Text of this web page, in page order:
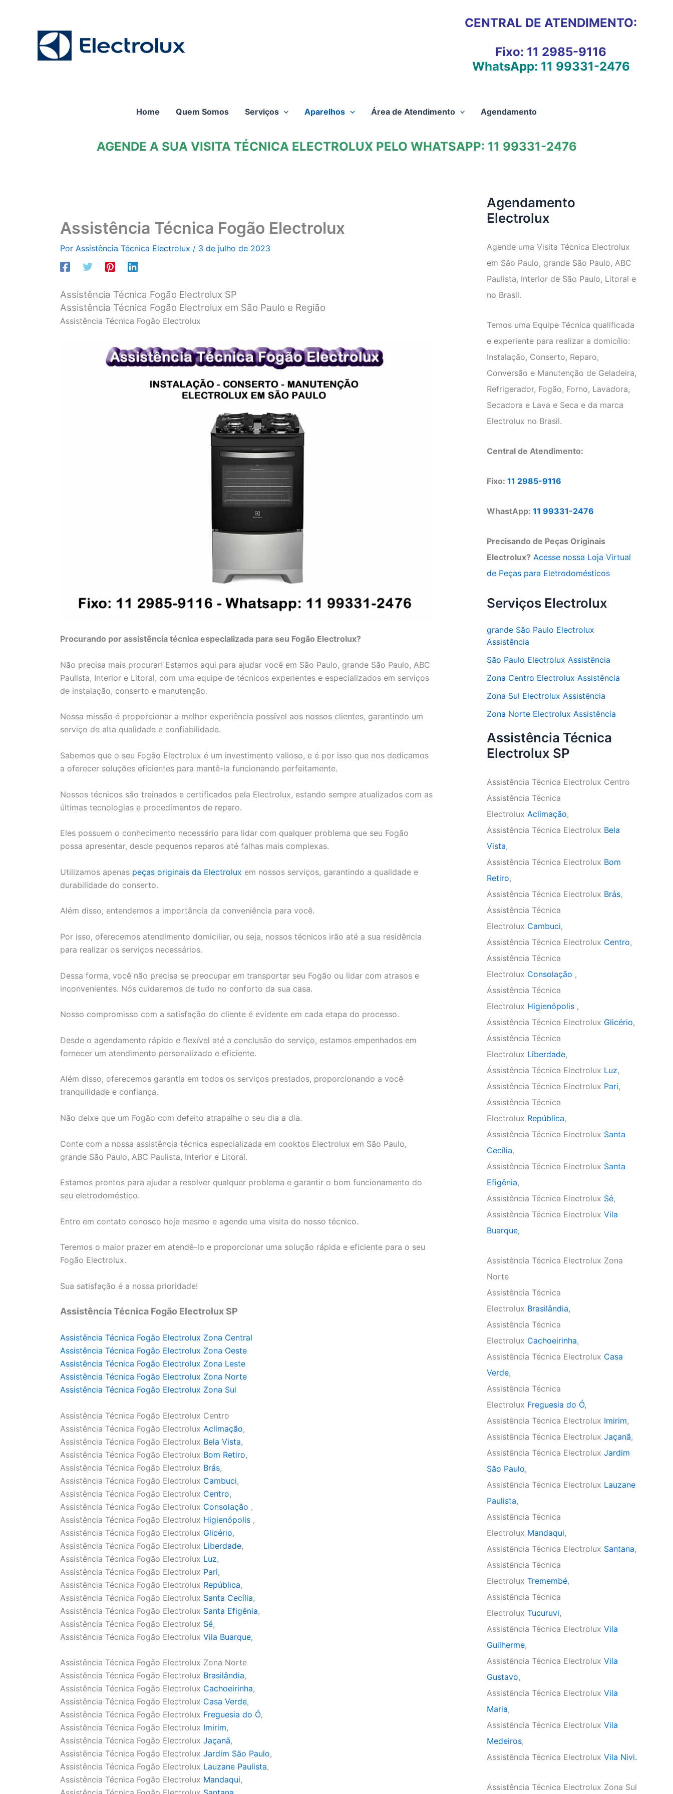
CENTRAL DE ATENDIMENTO:
Fixo: 11 2985-9116
WhatsApp: 11 99331-2476
Home Quem Somos Serviços Aparelhos Área de Atendimento Agendamento
AGENDE A SUA VISITA TÉCNICA ELECTROLUX PELO WHATSAPP: 11 99331-2476
Assistência Técnica Fogão Electrolux
Por Assistência Técnica Electrolux / 3 de julho de 2023
Assistência Técnica Fogão Electrolux SP
Assistência Técnica Fogão Electrolux em São Paulo e Região
Assistência Técnica Fogão Electrolux
Procurando por assistência técnica especializada para seu Fogão Electrolux?
Não precisa mais procurar! Estamos aqui para ajudar você em São Paulo, grande São Paulo, ABC
Paulista, Interior e Litoral, com uma equipe de técnicos experientes e especializados em serviços
de instalação, conserto e manutenção.
Nossa missão é proporcionar a melhor experiência possível aos nossos clientes, garantindo um
serviço de alta qualidade e confiabilidade.
Sabemos que o seu Fogão Electrolux é um investimento valioso, e é por isso que nos dedicamos
a oferecer soluções eficientes para mantê-la funcionando perfeitamente.
Nossos técnicos são treinados e certificados pela Electrolux, estando sempre atualizados com as
últimas tecnologias e procedimentos de reparo.
Eles possuem o conhecimento necessário para lidar com qualquer problema que seu Fogão
possa apresentar, desde pequenos reparos até falhas mais complexas.
Utilizamos apenas peças originais da Electrolux em nossos serviços, garantindo a qualidade e
durabilidade do conserto.
Além disso, entendemos a importância da conveniência para você.
Por isso, oferecemos atendimento domiciliar, ou seja, nossos técnicos irão até a sua residência
para realizar os serviços necessários.
Dessa forma, você não precisa se preocupar em transportar seu Fogão ou lidar com atrasos e
inconvenientes. Nós cuidaremos de tudo no conforto da sua casa.
Nosso compromisso com a satisfação do cliente é evidente em cada etapa do processo.
Desde o agendamento rápido e flexível até a conclusão do serviço, estamos empenhados em
fornecer um atendimento personalizado e eficiente.
Além disso, oferecemos garantia em todos os serviços prestados, proporcionando a você
tranquilidade e confiança.
Não deixe que um Fogão com defeito atrapalhe o seu dia a dia.
Conte com a nossa assistência técnica especializada em cooktos Electrolux em São Paulo,
grande São Paulo, ABC Paulista, Interior e Litoral.
Estamos prontos para ajudar a resolver qualquer problema e garantir o bom funcionamento do
seu eletrodoméstico.
Entre em contato conosco hoje mesmo e agende uma visita do nosso técnico.
Teremos o maior prazer em atendê-lo e proporcionar uma solução rápida e eficiente para o seu
Fogão Electrolux.
Sua satisfação é a nossa prioridade!
Assistência Técnica Fogão Electrolux SP
Assistência Técnica Fogão Electrolux Zona Central
Assistência Técnica Fogão Electrolux Zona Oeste
Assistência Técnica Fogão Electrolux Zona Leste
Assistência Técnica Fogão Electrolux Zona Norte
Assistência Técnica Fogão Electrolux Zona Sul
Assistência Técnica Fogão Electrolux Centro
Assistência Técnica Fogão Electrolux Aclimação,
Assistência Técnica Fogão Electrolux Bela Vista,
Assistência Técnica Fogão Electrolux Bom Retiro,
Assistência Técnica Fogão Electrolux Brás,
Assistência Técnica Fogão Electrolux Cambuci,
Assistência Técnica Fogão Electrolux Centro,
Assistência Técnica Fogão Electrolux Consolação ,
Assistência Técnica Fogão Electrolux Higienópolis ,
Assistência Técnica Fogão Electrolux Glicério,
Assistência Técnica Fogão Electrolux Liberdade,
Assistência Técnica Fogão Electrolux Luz,
Assistência Técnica Fogão Electrolux Pari,
Assistência Técnica Fogão Electrolux República,
Assistência Técnica Fogão Electrolux Santa Cecília,
Assistência Técnica Fogão Electrolux Santa Efigênia,
Assistência Técnica Fogão Electrolux Sé,
Assistência Técnica Fogão Electrolux Vila Buarque,
Assistência Técnica Fogão Electrolux Zona Norte
Assistência Técnica Fogão Electrolux Brasilândia,
Assistência Técnica Fogão Electrolux Cachoeirinha,
Assistência Técnica Fogão Electrolux Casa Verde,
Assistência Técnica Fogão Electrolux Freguesia do Ó,
Assistência Técnica Fogão Electrolux Imirim,
Assistência Técnica Fogão Electrolux Jaçanã,
Assistência Técnica Fogão Electrolux Jardim São Paulo,
Assistência Técnica Fogão Electrolux Lauzane Paulista,
Assistência Técnica Fogão Electrolux Mandaqui,
Agendamento
Electrolux
Agende uma Visita Técnica Electrolux
em São Paulo, grande São Paulo, ABC
Paulista, Interior de São Paulo, Litoral e
no Brasil.
Temos uma Equipe Técnica qualificada
e experiente para realizar a domicílio:
Instalação, Conserto, Reparo,
Conversão e Manutenção de Geladeira,
Refrigerador, Fogão, Forno, Lavadora,
Secadora e Lava e Seca e da marca
Electrolux no Brasil.
Central de Atendimento:
Fixo: 11 2985-9116
WhastApp: 11 99331-2476
Precisando de Peças Originais
Electrolux? Acesse nossa Loja Virtual
de Peças para Eletrodomésticos
Serviços Electrolux
grande São Paulo Electrolux
Assistência
São Paulo Electrolux Assistência
Zona Centro Electrolux Assistência
Zona Sul Electrolux Assistência
Zona Norte Electrolux Assistência
Assistência Técnica
Electrolux SP
Assistência Técnica Electrolux Centro
Assistência Técnica
Electrolux Aclimação,
Assistência Técnica Electrolux Bela
Vista,
Assistência Técnica Electrolux Bom
Retiro,
Assistência Técnica Electrolux Brás,
Assistência Técnica
Electrolux Cambuci,
Assistência Técnica Electrolux Centro,
Assistência Técnica
Electrolux Consolação ,
Assistência Técnica
Electrolux Higienópolis ,
Assistência Técnica Electrolux Glicério,
Assistência Técnica
Electrolux Liberdade,
Assistência Técnica Electrolux Luz,
Assistência Técnica Electrolux Pari,
Assistência Técnica
Electrolux República,
Assistência Técnica Electrolux Santa
Cecília,
Assistência Técnica Electrolux Santa
Efigênia,
Assistência Técnica Electrolux Sé,
Assistência Técnica Electrolux Vila
Buarque,
Assistência Técnica Electrolux Zona
Norte
Assistência Técnica
Electrolux Brasilândia,
Assistência Técnica
Electrolux Cachoeirinha,
Assistência Técnica Electrolux Casa
Verde,
Assistência Técnica
Electrolux Freguesia do Ó,
Assistência Técnica Electrolux Imirim,
Assistência Técnica Electrolux Jaçanã,
Assistência Técnica Electrolux Jardim
São Paulo,
Assistência Técnica Electrolux Lauzane
Paulista,
Assistência Técnica
Electrolux Mandaqui,
Assistência Técnica Electrolux Santana,
Assistência Técnica
Electrolux Tremembé,
Assistência Técnica
Electrolux Tucuruvi,
Assistência Técnica Electrolux Vila
Guilherme,
Assistência Técnica Electrolux Vila
Gustavo,
Assistência Técnica Electrolux Vila
Maria,
Assistência Técnica Electrolux Vila
Medeiros,
Assistência Técnica Electrolux Vila Nivi.
Assistência Técnica Electrolux Zona Sul